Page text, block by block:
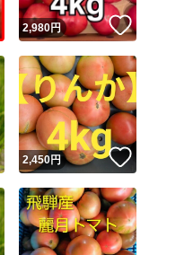
いいね！
2,980円 いいね！
いいね！
2,450円 いいね！